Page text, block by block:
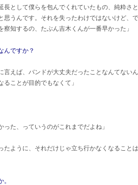
長として僕らを包んでくれていたもの、純粋さ
思うんです。それを失ったわけではないけど、
知するの、たぶん吉木くんが一番早かった」
ですか？
言えば、バンドが大丈夫だったことなんてない
ことが目的でもなくて」
った、っていうのがこれまでだよね」
たように、それだけじゃ立ち行かなくなること